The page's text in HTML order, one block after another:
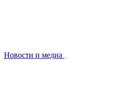
Новости и медиа